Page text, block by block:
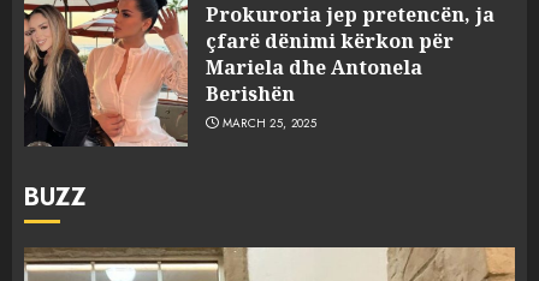
Prokuroria jep pretencën, ja
çfarë dënimi kërkon për
Mariela dhe Antonela
Berishën
MARCH 25, 2025
BUZZ